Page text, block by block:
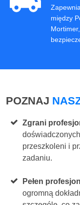
między
POZNAJ
Zgrani
przeszkoleni i
zadaniu.
Pełen
ogromną